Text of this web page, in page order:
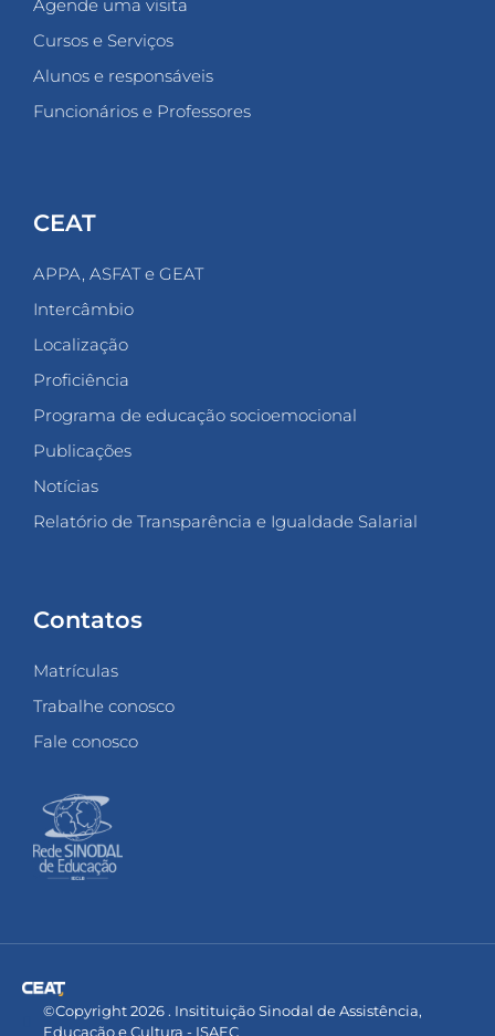
Agende uma visita
Cursos e Serviços
Alunos e responsáveis
Funcionários e Professores
CEAT
APPA, ASFAT e GEAT
Intercâmbio
Localização
Proficiência
Programa de educação socioemocional
Publicações
Notícias
Relatório de Transparência e Igualdade Salarial
Contatos
Matrículas
Trabalhe conosco
Fale conosco
©Copyright 2026 . Insitituição Sinodal de Assistência,
Educação e Cultura - ISAEC